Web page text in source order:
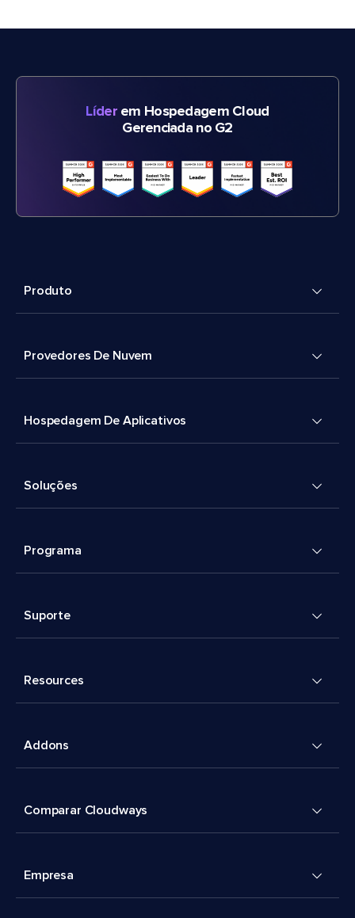
Líderem Hospedagem Cloud
Gerenciada no G2
Produto
Provedores De Nuvem
Hospedagem De Aplicativos
Soluções
Programa
Suporte
Resources
Addons
Comparar Cloudways
Empresa